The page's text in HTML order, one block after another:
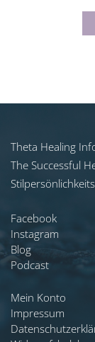
Theta Healing
The Successful
Facebook
Instagram
Blog
Podcast
Mein Konto
Impressum